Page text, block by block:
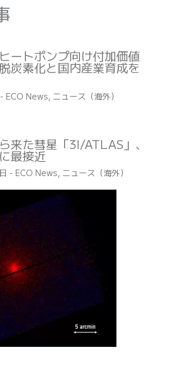
ートポンプ向け付加価値
炭素化と国内産業育成を
- ECO News, ニュース（海外）
来た彗星「3I/ATLAS」、
最接近
- ECO News, ニュース（海外）